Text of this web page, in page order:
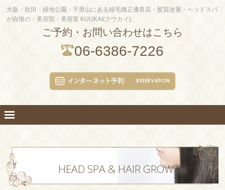
大阪・吹田・緑地公園・千里山にある縮毛矯正優良店・髪質改善・ヘッドスパ
が自慢の・美容院・美容室 KUUKAI(クウカイ)
ご予約・お問い合わせはこちら
06-6386-7226
HEAD SPA & HAIR GROWTH